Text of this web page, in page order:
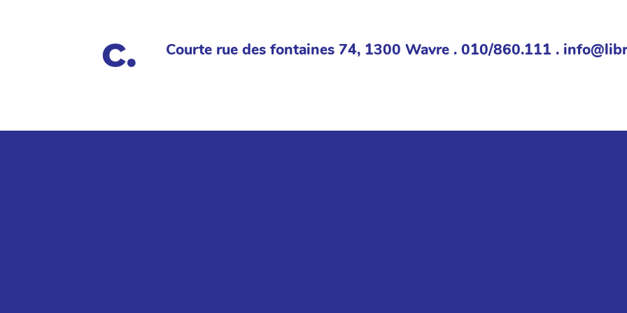
Courte rue des fontaines 74, 1300 Wavre . 010/860.111 .